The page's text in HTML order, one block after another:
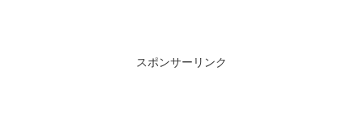
スポンサーリンク